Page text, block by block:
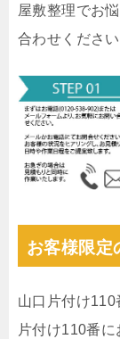
屋敷整理でお
合わせください
お客様限定
山口片付け110
片付け110番に